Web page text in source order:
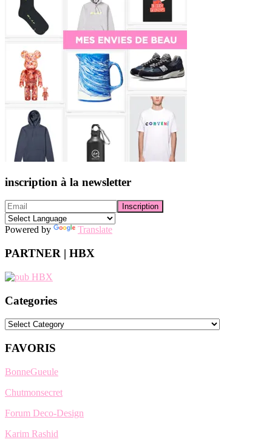
inscription à la newsletter
Powered by Translate
PARTNER | HBX
Categories
Categories
FAVORIS
BonneGueule
Chutmonsecret
Forum Deco-Design
Karim Rashid